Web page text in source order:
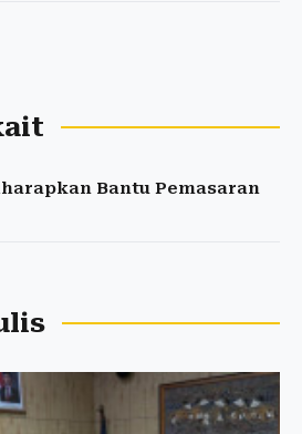
Bantu Pemasaran